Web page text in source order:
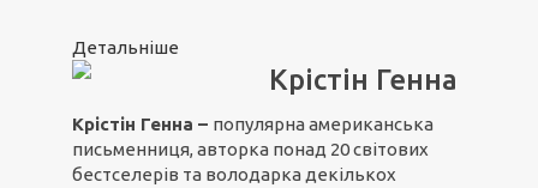
Детальніше
Крістін Генна
Крістін Генна – популярна американська
письменниця, авторка понад 20 світових
бестселерів та володарка декількох